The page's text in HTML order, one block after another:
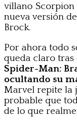
villano
nueva versión
Brock.
Por ahora todo
queda claro tras
Spider-Man:
ocultando su
Marvel repite la
probable que
de lo que